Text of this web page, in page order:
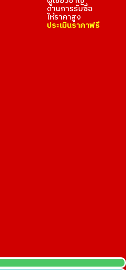
ช่วงแคมเปญพิเศษ!
ด้านการรับซื้อ
ให้ราคาสูง
ประเมินราคาฟรี